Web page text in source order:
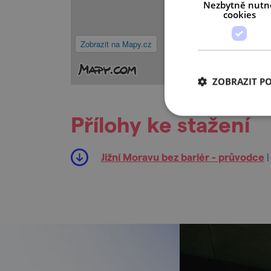
Zobrazit na Mapy.cz
Přílohy ke stažení
Jižní Moravu bez bariér - průvodce |
Nezbytně
cookies
ZOBRAZIT